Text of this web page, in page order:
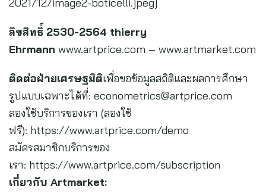
2021/12/image2-boticelli.jpeg]
ลิขสิทธิ์ 2530-2564 thierry
Ehrmann www.artprice.com – www.artmarket.com
ติดต่อฝ่ายเศรษฐมิติเพื่อขอข้อมูลสถิติและผลการศึกษา
รูปแบบเฉพาะได้ที่: econometrics@artprice.com
ลองใช้บริการของเรา (ลองใช้
ฟรี): https://www.artprice.com/demo
สมัครสมาชิกบริการของ
เรา: https://www.artprice.com/subscription
เกี่ยวกับ Artmarket: